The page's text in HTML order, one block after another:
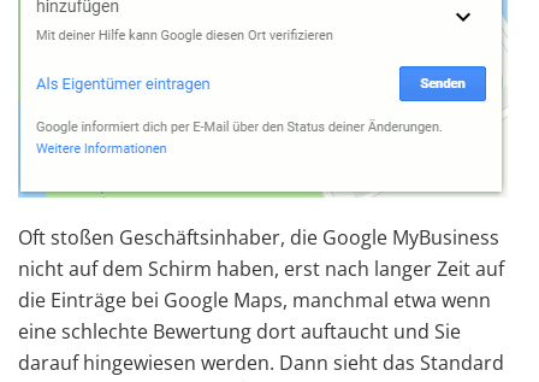
Oft stoßen Geschäftsinhaber, die Google MyBusiness
nicht auf dem Schirm haben, erst nach langer Zeit auf
die Einträge bei Google Maps, manchmal etwa wenn
eine schlechte Bewertung dort auftaucht und Sie
darauf hingewiesen werden. Dann sieht das Standard